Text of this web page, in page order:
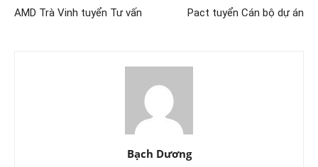
AMD Trà Vinh tuyển Tư vấn Pact tuyển Cán bộ dự án
Bạch Dương